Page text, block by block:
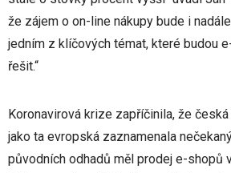
že zájem o on-line nákupy bude i
jedním z klíčových témat, které budou
řešit.“
Koronavirová krize zapříčinila, že
jako ta evropská zaznamenala
původních odhadů měl prodej e-shopů